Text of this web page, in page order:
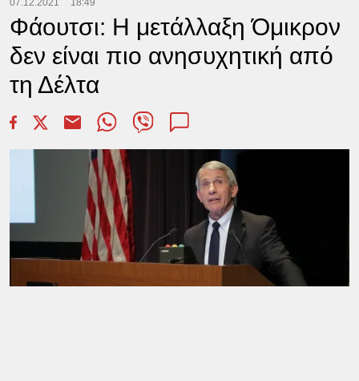
07.12.2021 18:49
Φάουτσι: Η μετάλλαξη Όμικρον
δεν είναι πιο ανησυχητική από
τη Δέλτα